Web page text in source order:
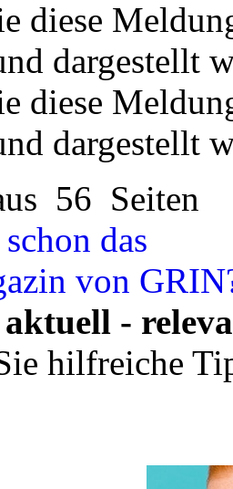
56 Seiten
das
von
-